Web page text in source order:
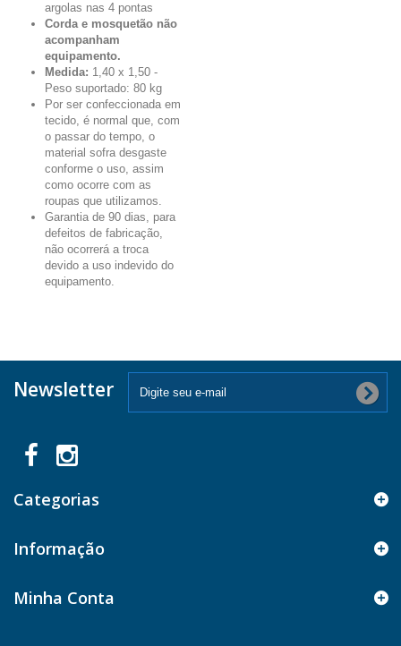
argolas nas 4 pontas
Corda e mosquetão não
acompanham
equipamento.
Medida: 1,40 x 1,50 -
Peso suportado: 80 kg
Por ser confeccionada em
tecido, é normal que, com
o passar do tempo, o
material sofra desgaste
conforme o uso, assim
como ocorre com as
roupas que utilizamos.
Garantia de 90 dias, para
defeitos de fabricação,
não ocorrerá a troca
devido a uso indevido do
equipamento.
Newsletter
Categorias
Informação
Minha Conta